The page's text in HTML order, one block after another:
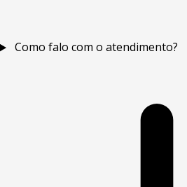
Como falo com o atendimento?